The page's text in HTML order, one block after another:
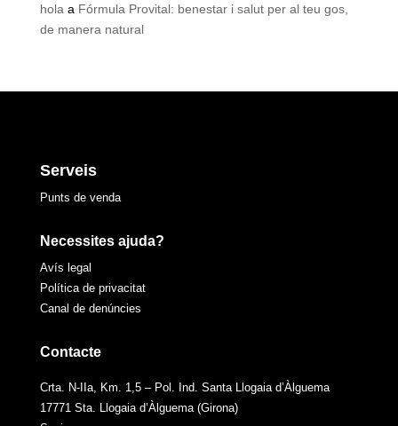
hola a Fórmula Provital: benestar i salut per al teu gos,
de manera natural
Serveis
Punts de venda
Necessites ajuda?
Avís legal
Política de privacitat
Canal de denúncies
Contacte
Crta. N-IIa, Km. 1,5 – Pol. Ind. Santa Llogaia d’Àlguema
17771 Sta. Llogaia d’Àlguema (Girona)